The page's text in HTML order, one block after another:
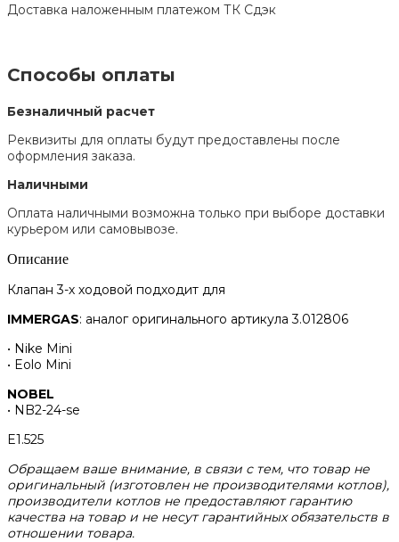
Доставка наложенным платежом ТК Сдэк
Способы оплаты
Безналичный расчет
Реквизиты для оплаты будут предоставлены после
оформления заказа.
Наличными
Оплата наличными возможна только при выборе доставки
курьером или самовывозе.
Описание
Клапан 3-х ходовой подходит для
IMMERGAS: аналог оригинального артикула 3.012806
• Nike Mini
• Eolo Mini
NOBEL
• NB2-24-se
E1.525
Обращаем ваше внимание, в связи с тем, что товар не
оригинальный (изготовлен не производителями котлов),
производители котлов не предоставляют гарантию
качества на товар и не несут гарантийных обязательств в
отношении товара.